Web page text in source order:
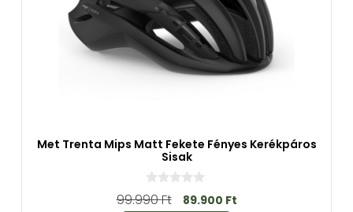
Met Trenta Mips Matt Fekete Fényes Kerékpáros
Sisak
0
a
99.990Ft 89.900 Ft